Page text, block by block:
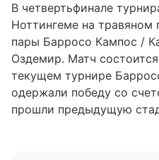
В четвертьфинале
Ноттингеме на травяном
пары Барросо Кампос /
Оздемир. Матч
текущем турнире
одержали победу со
прошли предыдущую